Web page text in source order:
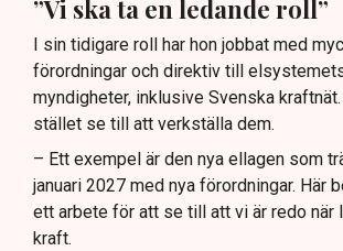
”Vi ska ta en ledande roll”
I sin tidigare roll har hon jobbat med
förordningar och direktiv till
myndigheter, inklusive Svenska
stället se till att verkställa dem.
– Ett exempel är den nya ellagen som
januari 2027 med nya förordningar. Här
ett arbete för att se till att vi är redo när
kraft.